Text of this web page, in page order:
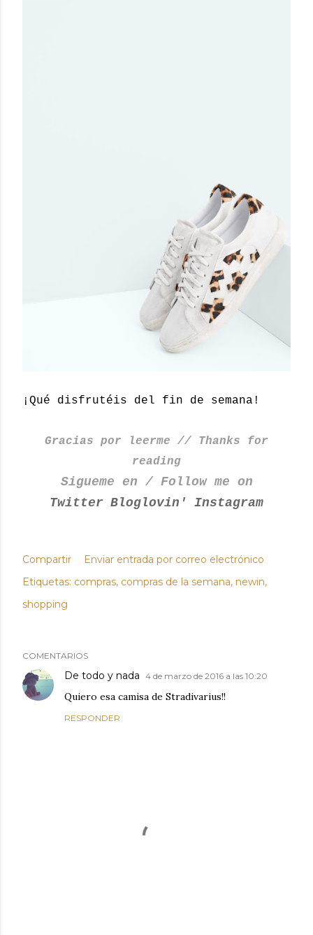
¡Qué disfrutéis del fin de semana!
Gracias por leerme // Thanks for
reading
Sigueme en / Follow me on
Twitter Bloglovin' Instagram
Compartir
Enviar entrada por correo electrónico
Etiquetas: compras compras de la semana newin
shopping
COMENTARIOS
De todo y nada 4 de marzo de 2016 a las 10:20
Quiero esa camisa de Stradivarius!!
RESPONDER